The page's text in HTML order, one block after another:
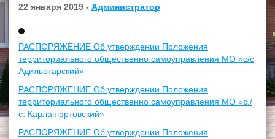
22 января 2019 - Администратор
РАСПОРЯЖЕНИЕ Об утверждении Положения
территориального общественно самоуправления МО «с/с
Адильотарский»
РАСПОРЯЖЕНИЕ Об утверждении Положения
территориального общественно самоуправления МО «с./
с. Карланюртовский»
РАСПОРЯЖЕНИЕ Об утверждении Положения